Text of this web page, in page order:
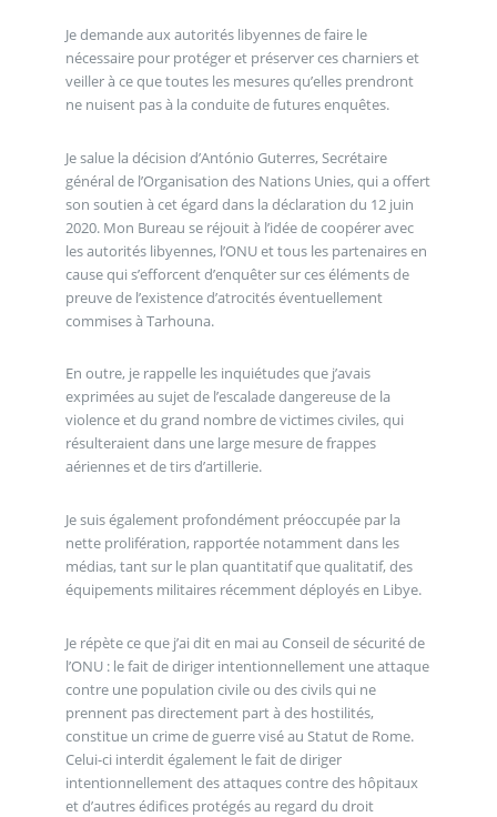
Je demande aux autorités libyennes de faire le
nécessaire pour protéger et préserver ces charniers et
veiller à ce que toutes les mesures qu’elles prendront
ne nuisent pas à la conduite de futures enquêtes.
Je salue la décision d’António Guterres, Secrétaire
général de l’Organisation des Nations Unies, qui a offert
son soutien à cet égard dans la déclaration du 12 juin
2020. Mon Bureau se réjouit à l’idée de coopérer avec
les autorités libyennes, l’ONU et tous les partenaires en
cause qui s’efforcent d’enquêter sur ces éléments de
preuve de l’existence d’atrocités éventuellement
commises à Tarhouna.
En outre, je rappelle les inquiétudes que j’avais
exprimées au sujet de l’escalade dangereuse de la
violence et du grand nombre de victimes civiles, qui
résulteraient dans une large mesure de frappes
aériennes et de tirs d’artillerie.
Je suis également profondément préoccupée par la
nette prolifération, rapportée notamment dans les
médias, tant sur le plan quantitatif que qualitatif, des
équipements militaires récemment déployés en Libye.
Je répète ce que j’ai dit en mai au Conseil de sécurité de
l’ONU : le fait de diriger intentionnellement une attaque
contre une population civile ou des civils qui ne
prennent pas directement part à des hostilités,
constitue un crime de guerre visé au Statut de Rome.
Celui-ci interdit également le fait de diriger
intentionnellement des attaques contre des hôpitaux
et d’autres édifices protégés au regard du droit